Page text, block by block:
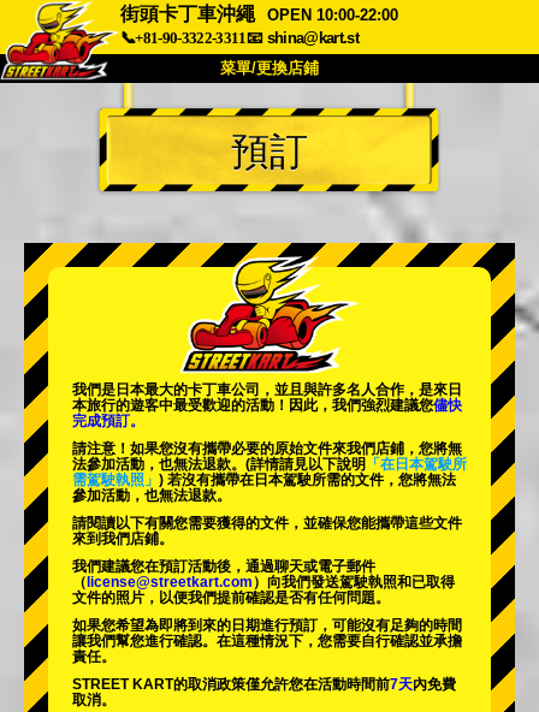
街頭卡丁車沖繩
OPEN 10:00-22:00
📞+81-90-3322-3311📧 shina@kart.st
菜單/更換店鋪
首頁
關於 規格 價格
公司 預訂
更換店鋪
東京 秋葉原 #2
東京 澀谷附店 東京灣
東京 淺草 大阪
沖繩
預訂
我們是日本最大的卡丁車公司，並且與許多名人合作，是來日
本旅行的遊客中最受歡迎的活動 ！因此，我們強烈建議您儘快
完成預訂。
請注意！如果您沒有攜帶必要的原始文件來我們店鋪，您將無
法參加活動，也無法退款。 (詳情請見以下說明
「在日本駕駛所
需駕駛執照」 ) 若沒有攜帶在日本駕駛所需的文件，您將無法
參加活動，也無法退款。
請閱讀以下有關您需要獲得的文件，並確保您能攜帶這些文件
來到我們店鋪。
我們建議您在預訂活動後，通過聊天或電子郵件
（ license@streetkart.com ）向我們發送駕駛執照和已取得
文件的照片，以便我們提前確認是否有任何問題。
如果您希望為即將到來的日期進行預訂，可能沒有足夠的時間
讓我們幫您進行確認。在這種情況下，您需要自行確認並承擔
責任。
STREET KART的取消政策僅允許您在活動時間前7天內免費
取消。